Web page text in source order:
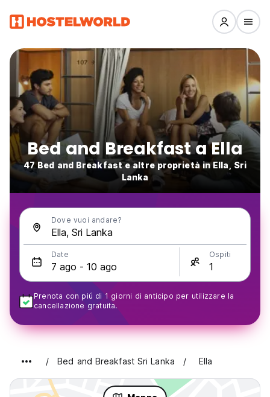
Bed and Breakfast a Ella
47 Bed and Breakfast e altre proprietà in Ella, Sri
Lanka
Dove vuoi andare?
Date Ospiti
Prenota con piú di 1 giorni di anticipo per utilizzare la
cancellazione gratuita.
Bed and Breakfast Sri Lanka Ella